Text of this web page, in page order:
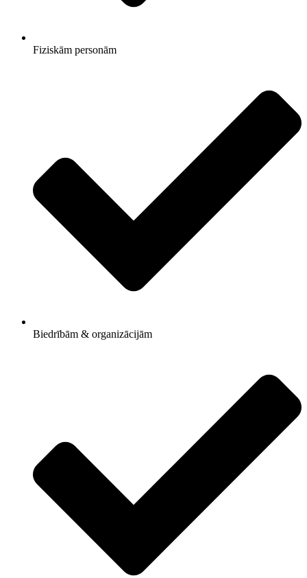
Fiziskām personām
Biedrībām & organizācijām